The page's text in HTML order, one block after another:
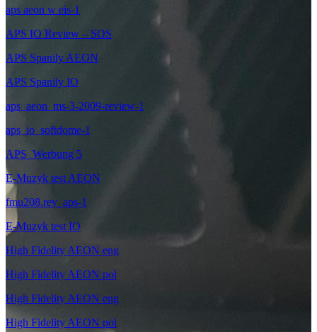
aps aeon w eis-1
APS IO Review – SOS
APS Spanily AEON
APS Spanily IO
aps_aeon_ms-3-2009-review-1
aps_io_softdome-1
APS_Werbung 5
E-Muzyk test AEON
fmu208.rev_aps-1
E-Muzyk test IO
High Fidelity AEON eng
High Fidelity AEON pol
High Fidelity AEON eng
High Fidelity AEON pol